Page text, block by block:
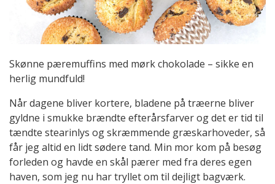
Skønne pæremuffins med mørk chokolade – sikke en
herlig mundfuld!
Når dagene bliver kortere, bladene på træerne bliver
gyldne i smukke brændte efterårsfarver og det er tid til
tændte stearinlys og skræmmende græskarhoveder, så
får jeg altid en lidt sødere tand. Min mor kom på besøg
forleden og havde en skål pærer med fra deres egen
haven, som jeg nu har tryllet om til dejligt bagværk.